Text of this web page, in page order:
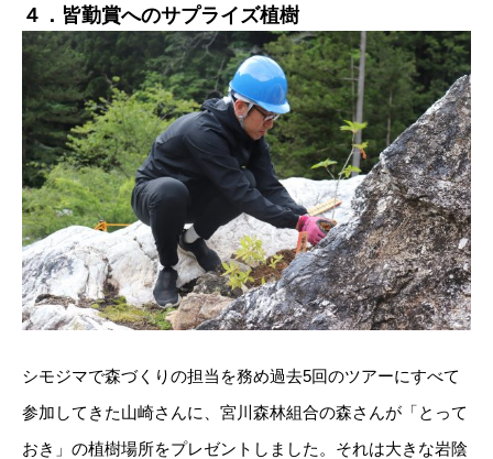
４．皆勤賞へのサプライズ植樹
シモジマで森づくりの担当を務め過去5回のツアーにすべて
参加してきた山崎さんに、宮川森林組合の森さんが「とって
おき」の植樹場所をプレゼントしました。それは大きな岩陰